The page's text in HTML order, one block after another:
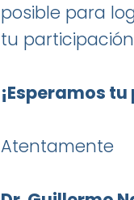
posible para
tu
¡Esperamos
Atentamente